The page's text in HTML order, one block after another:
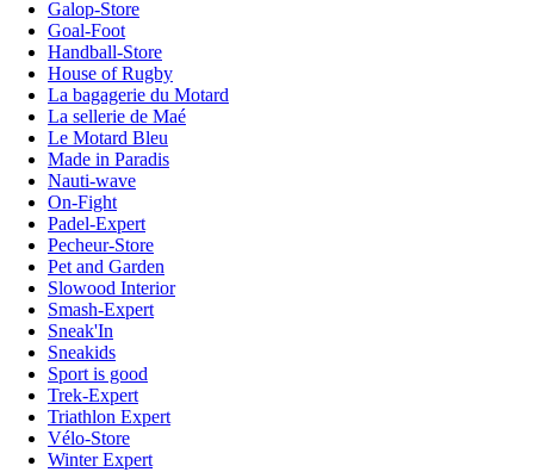
Galop-Store
Goal-Foot
Handball-Store
House of Rugby
La bagagerie du Motard
La sellerie de Maé
Le Motard Bleu
Made in Paradis
Nauti-wave
On-Fight
Padel-Expert
Pecheur-Store
Pet and Garden
Slowood Interior
Smash-Expert
Sneak'In
Sneakids
Sport is good
Trek-Expert
Triathlon Expert
Vélo-Store
Winter Expert